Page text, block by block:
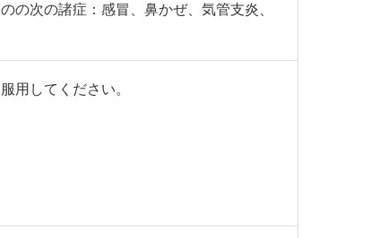
の次の諸症：感冒、鼻かぜ、気管支炎、
用してください。